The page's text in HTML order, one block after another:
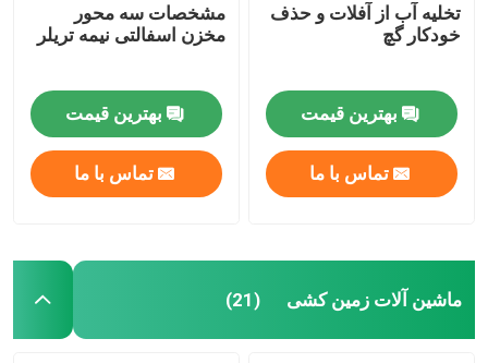
تخلیه آب از آفلات و حذف
خودکار گچ
بهترین قیمت
تماس با ما
مشخصات سه محور
مخزن اسفالتی نیمه تریلر
بهترین قیمت
تماس با ما
ماشین آلات زمین کشی (21)